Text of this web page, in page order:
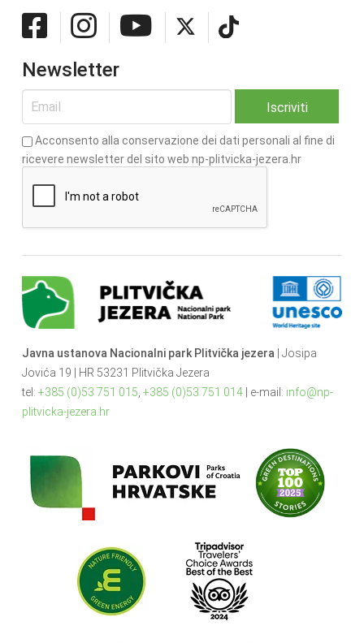
Newsletter
Acconsento alla conservazione dei dati personali al fine di
ricevere newsletter del sito web np-plitvicka-jezera.hr
Javna ustanova Nacionalni park Plitvička jezera | Josipa
Jovića 19 | HR 53231 Plitvička Jezera
tel: +385 (0)53 751 015 +385 (0)53 751 014| e-mail: info@np-
plitvicka-jezera.hr